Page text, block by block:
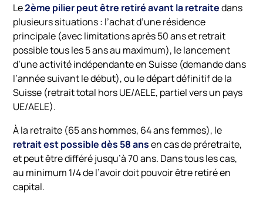
Le2ème pilier peut être retiré avant la retraitedans
plusieurs situations : l’achat d’une résidence
principale (avec limitations après 50 ans et retrait
possible tous les 5 ans au maximum), le lancement
d’une activité indépendante en Suisse (demande dans
l’année suivant le début), ou le départ définitif de la
Suisse (retrait total hors UE/AELE, partiel vers un pays
UE/AELE).
À la retraite (65 ans hommes, 64 ans femmes), le
retrait est possible dès 58 ansen cas de préretraite,
et peut être différé jusqu’à 70 ans. Dans tous les cas,
au minimum 1/4 de l’avoir doit pouvoir être retiré en
capital.